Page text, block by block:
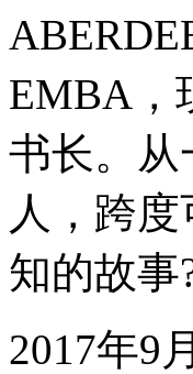
EMBA，
书长。从
人，跨
知的故事
2017年9